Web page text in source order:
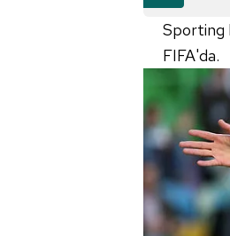
Sporting
FIFA'da.